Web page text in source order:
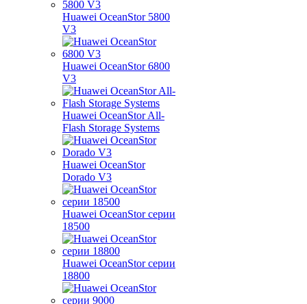
Huawei OceanStor 5800
V3
Huawei OceanStor 6800
V3
Huawei OceanStor All-
Flash Storage Systems
Huawei OceanStor
Dorado V3
Huawei OceanStor серии
18500
Huawei OceanStor серии
18800